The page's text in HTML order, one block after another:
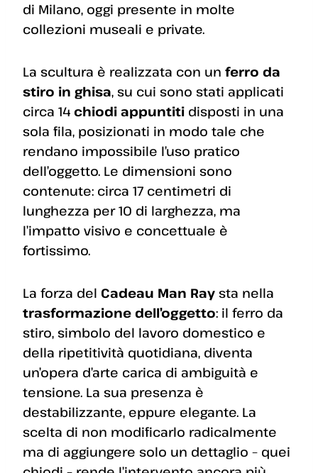
di Milano, oggi presente in molte
collezioni museali e private.
La scultura è realizzata con un ferro da
stiro in ghisa, su cui sono stati applicati
circa 14 chiodi appuntiti disposti in una
sola fila, posizionati in modo tale che
rendano impossibile l’uso pratico
dell’oggetto. Le dimensioni sono
contenute: circa 17 centimetri di
lunghezza per 10 di larghezza, ma
l’impatto visivo e concettuale è
fortissimo.
La forza del Cadeau Man Ray sta nella
trasformazione dell’oggetto: il ferro da
stiro, simbolo del lavoro domestico e
della ripetitività quotidiana, diventa
un’opera d’arte carica di ambiguità e
tensione. La sua presenza è
destabilizzante, eppure elegante. La
scelta di non modificarlo radicalmente
ma di aggiungere solo un dettaglio – quei